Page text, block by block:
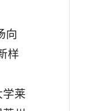
向
样
学莱